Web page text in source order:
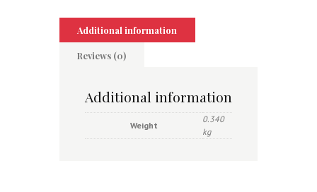
Additional information
Reviews (0)
Additional information
Weight
0.340
kg